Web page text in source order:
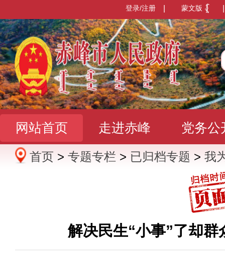
蒙文版
登录/注册
网站首页 走进赤峰 党务公
办事服务 政民互动 数据发
首页 > 专题专栏 > 已归档专题 > 我
解决民生“小事”了却群